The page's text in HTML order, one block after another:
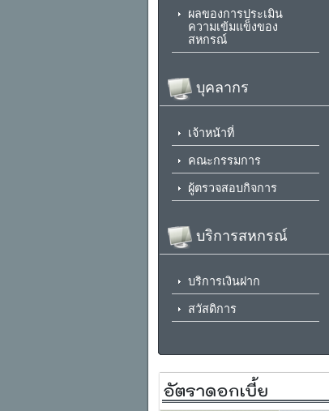
ผลของการประเมิน
ความเข้มแข็งของ
สหกรณ์
บุคลากร
เจ้าหน้าที่
คณะกรรมการ
ผู้ตรวจสอบกิจการ
บริการสหกรณ์
บริการเงินฝาก
สวัสดิการ